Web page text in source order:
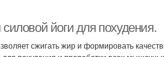
йоги для похудения.
сжигать жир и формировать